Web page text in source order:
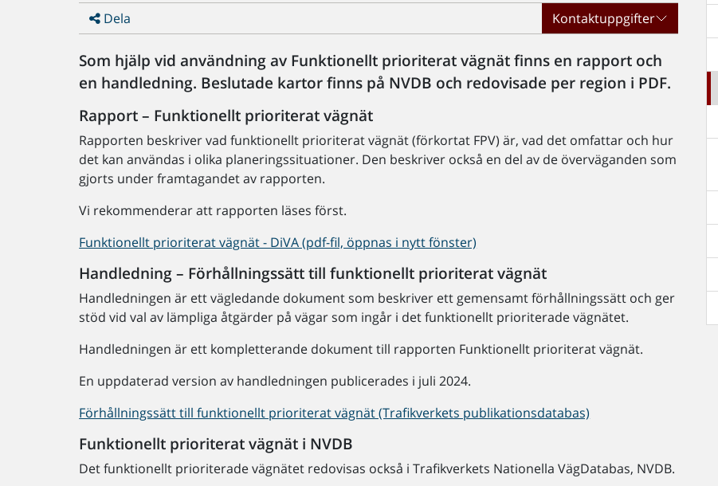
Dela Kontaktuppgifter
Som hjälp vid användning av Funktionellt prioriterat vägnät finns en rapport och
en handledning. Beslutade kartor finns på NVDB och redovisade per region i PDF.
Rapport – Funktionellt prioriterat vägnät
Rapporten beskriver vad funktionellt prioriterat vägnät (förkortat FPV) är, vad det omfattar och hur
det kan användas i olika planeringssituationer. Den beskriver också en del av de överväganden som
gjorts under framtagandet av rapporten.
Vi rekommenderar att rapporten läses först.
Funktionellt prioriterat vägnät - DiVA (pdf-fil, öppnas i nytt fönster)
Handledning – Förhållningssätt till funktionellt prioriterat vägnät
Handledningen är ett vägledande dokument som beskriver ett gemensamt förhållningssätt och ger
stöd vid val av lämpliga åtgärder på vägar som ingår i det funktionellt prioriterade vägnätet.
Handledningen är ett kompletterande dokument till rapporten Funktionellt prioriterat vägnät.
En uppdaterad version av handledningen publicerades i juli 2024.
Förhållningssätt till funktionellt prioriterat vägnät (Trafikverkets publikationsdatabas)
Funktionellt prioriterat vägnät i NVDB
Det funktionellt prioriterade vägnätet redovisas också i Trafikverkets Nationella VägDatabas, NVDB.